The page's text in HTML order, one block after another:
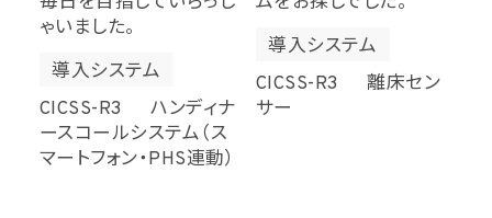
ゃいました。
導入システム
CICSS-R3 ハンディナ
ースコールシステム（ス
マートフォン・PHS連動）
導入システム
CICSS-R3 離床セン
サー